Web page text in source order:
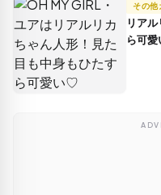
その他
リア
ら可